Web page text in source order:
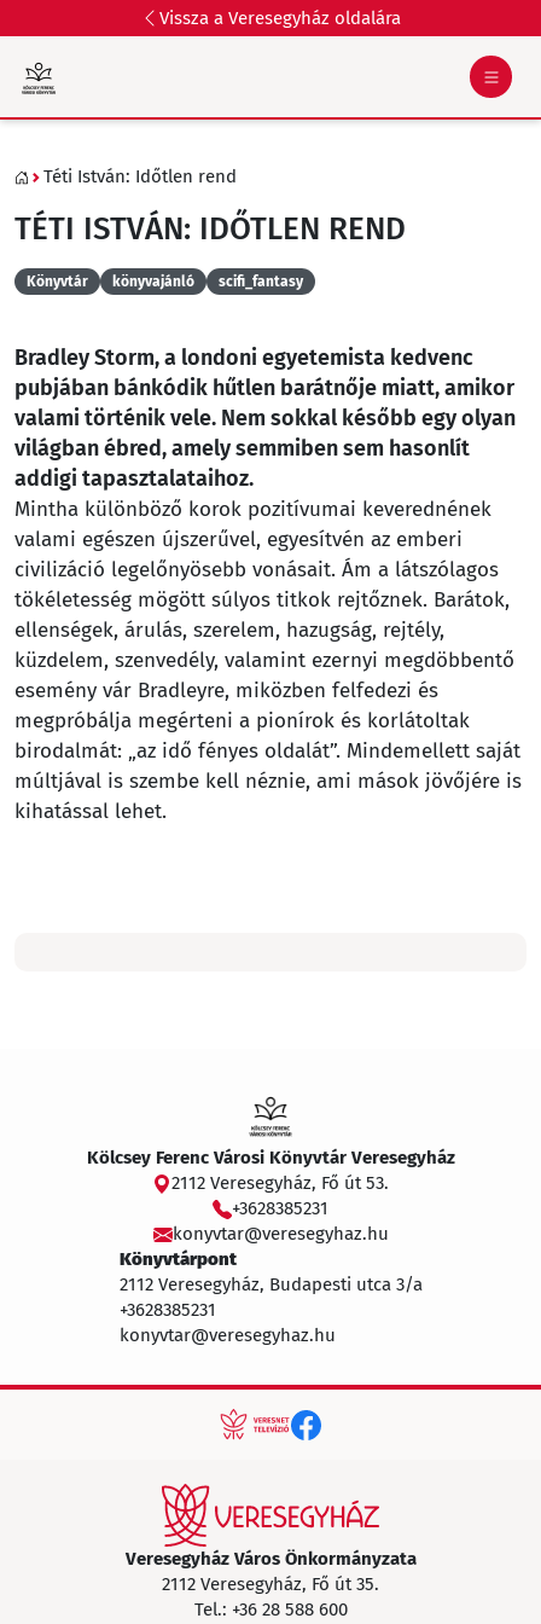
Vissza a Veresegyház oldalára
Téti István: Időtlen rend
TÉTI ISTVÁN: IDŐTLEN REND
Könyvtár könyvajánló scifi_fantasy
Bradley Storm, a londoni egyetemista kedvenc
pubjában bánkódik hűtlen barátnője miatt, amikor
valami történik vele. Nem sokkal később egy olyan
világban ébred, amely semmiben sem hasonlít
addigi tapasztalataihoz.
Mintha különböző korok pozitívumai keverednének
valami egészen újszerűvel, egyesítvén az emberi
civilizáció legelőnyösebb vonásait. Ám a látszólagos
tökéletesség mögött súlyos titkok rejtőznek. Barátok,
ellenségek, árulás, szerelem, hazugság, rejtély,
küzdelem, szenvedély, valamint ezernyi megdöbbentő
esemény vár Bradleyre, miközben felfedezi és
megpróbálja megérteni a pionírok és korlátoltak
birodalmát: „az idő fényes oldalát”. Mindemellett saját
múltjával is szembe kell néznie, ami mások jövőjére is
kihatással lehet.
Kölcsey Ferenc Városi Könyvtár Veresegyház
2112 Veresegyház, Fő út 53.
+3628385231
konyvtar@veresegyhaz.hu
Könyvtárpont
2112 Veresegyház, Budapesti utca 3/a
+3628385231
konyvtar@veresegyhaz.hu
Veresegyház Város Önkormányzata
2112 Veresegyház, Fő út 35.
Tel.: +36 28 588 600